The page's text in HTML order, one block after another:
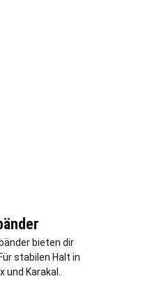
bieten dir
stabilen Halt in
Karakal.